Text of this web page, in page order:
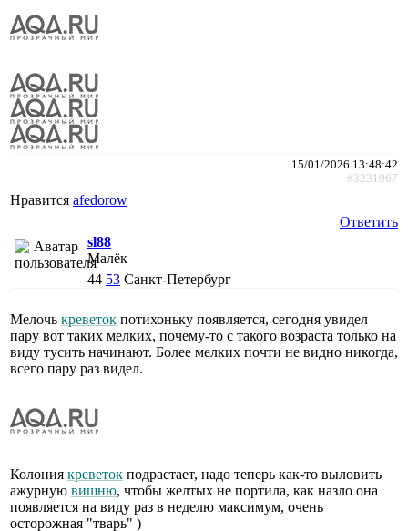
15/01/2026 13:48:42
#3231967
Нравится afedorow
Ответить
sl88
Малёк
44 53 Санкт-Петербург
Мелочь креветок потихоньку появляется, сегодня увидел
пару вот таких мелких, почему-то с такого возраста только на
виду тусить начинают. Более мелких почти не видно никогда,
всего пару раз видел.
Колония креветок подрастает, надо теперь как-то выловить
ажурную вишню, чтобы желтых не портила, как назло она
появляется на виду раз в неделю максимум, очень
осторожная "тварь" )